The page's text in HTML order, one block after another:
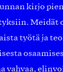
kirjo
Meidät
työtä ja
vahvaa,